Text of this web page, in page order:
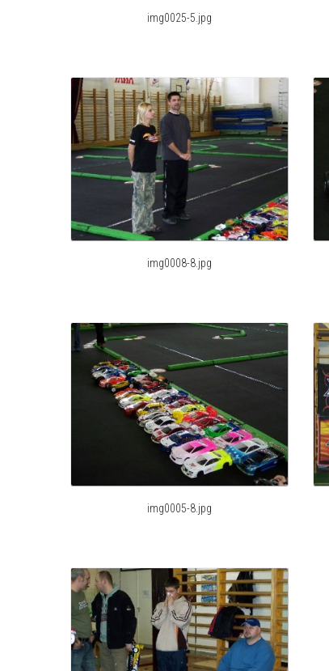
img0025-5.jpg
img0008-8.jpg
img0005-8.jpg